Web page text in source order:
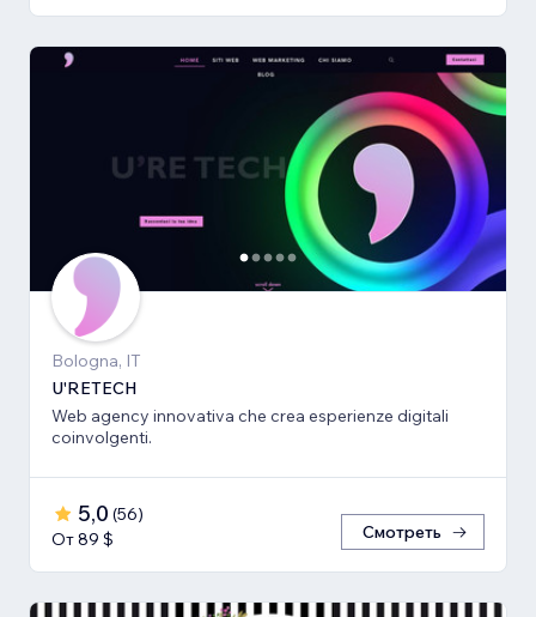
Bologna, IT
U'RETECH
Web agency innovativa che crea esperienze digitali
coinvolgenti.
5,0 (56)
От 89 $
Смотреть